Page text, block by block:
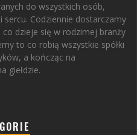
do wszystkich osób,
Codziennie dostarczamy
dzieje się w rodzimej branży
to co robią wszystkie spółki
a kończąc na
giełdzie.